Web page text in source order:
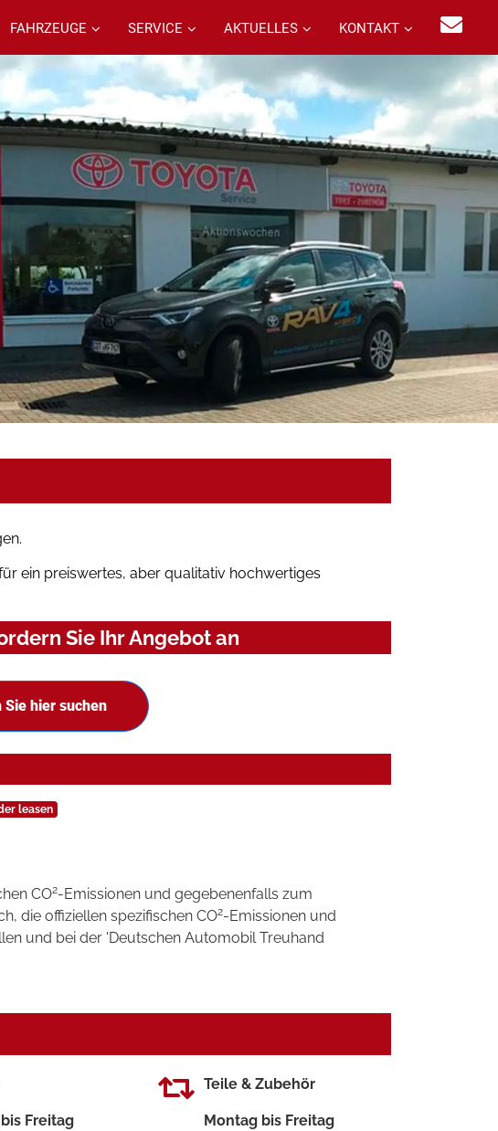
FAHRZEUGE SERVICE AKTUELLES KONTAKT
ein preiswertes, aber qualitativ hochwertiges
Sie Ihr Angebot an
hier suchen
leasen
CO2-Emissionen und gegebenenfalls zum
die offiziellen spezifischen CO2-Emissionen und
und bei der 'Deutschen Automobil Treuhand
Freitag
Teile & Zubehör
Montag bis Freitag